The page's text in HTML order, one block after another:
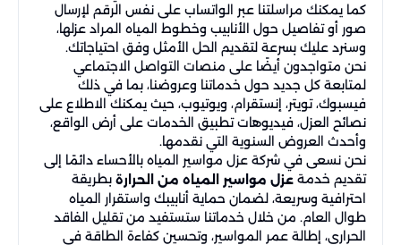
كما يمكنك مراسلتنا عبر الواتساب على نفس الرقم لإرسال
صور أو تفاصيل حول الأنابيب وخطوط المياه المراد عزلها،
وسنرد عليك بسرعة لتقديم الحل الأمثل وفق احتياجاتك.
نحن متواجدون أيضًا على منصات التواصل الاجتماعي
لمتابعة كل جديد حول خدماتنا وعروضنا، بما في ذلك
فيسبوك، تويتر، إنستقرام، ويوتيوب، حيث يمكنك الاطلاع على
نصائح العزل، فيديوهات تطبيق الخدمات على أرض الواقع،
وأحدث العروض السنوية التي نقدمها.
نحن نسعى في شركة عزل مواسير المياه بالأحساء دائمًا إلى
تقديم خدمة عزل مواسير المياه من الحرارة بطريقة
احترافية وسريعة، لضمان حماية أنابيبك واستقرار المياه
طوال العام. من خلال خدماتنا ستستفيد من تقليل الفاقد
الحراري، إطالة عمر المواسير، وتحسين كفاءة الطاقة في